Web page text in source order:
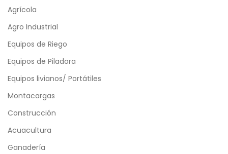
Agrícola
Agro Industrial
Equipos de Riego
Equipos de Piladora
Equipos livianos/ Portátiles
Montacargas
Construcción
Acuacultura
Ganadería